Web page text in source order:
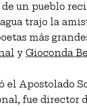
un pueblo
trajo la
más
y Gioconda
el Apostolado
fue director